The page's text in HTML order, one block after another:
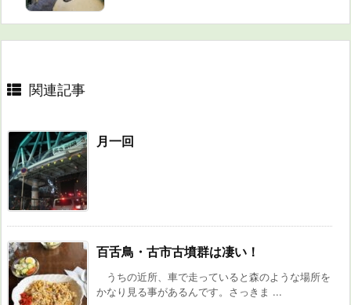
関連記事
月一回
百舌鳥・古市古墳群は凄い！
うちの近所、車で走っていると森のような場所を
かなり見る事があるんです。さっきま ...